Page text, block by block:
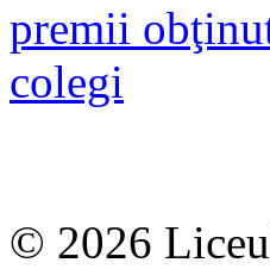
premii
colegi
© 2026